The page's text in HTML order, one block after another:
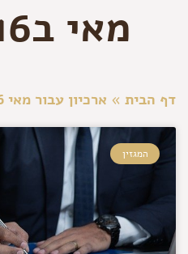
מאי ב16, 2021
דף הבית » ארכיון עבור מאי 16, 2021
המגזין